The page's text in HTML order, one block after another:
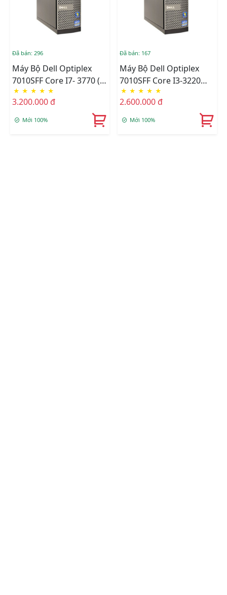
Đã bán: 296
Máy Bộ Dell Optiplex
7010SFF Core I7- 3770 (
8M/3.4Ghz), Ram 4GB,
HDD 500GB, DVD,Free
OS
★ ★ ★ ★ ★
3.200.000 đ
Mới 100%
Đã bán: 167
Máy Bộ Dell Optiplex
7010SFF Core I3-3220
(3M/3.3Ghz), Ram 4GB,
HDD 500GB, DVD, Free
OS
★ ★ ★ ★ ★
2.600.000 đ
Mới 100%